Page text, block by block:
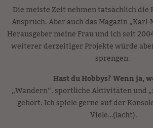
Die meiste Zeit nehmen tatsächlich die
Anspruch. Aber auch das Magazin
Herausgeber meine Frau und ich seit
weiterer derzeitiger Projekte würde
sprengen.
Hast du Hobbys? Wenn ja,
„Wandern“, sportliche Aktivitäten und
gehört. Ich spiele gerne auf der
Viele…(lacht).